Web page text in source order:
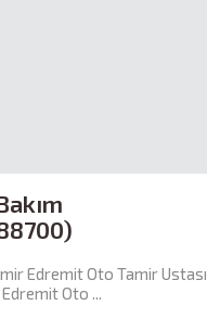
Edremit Oto Tamir Ustası
Oto ...